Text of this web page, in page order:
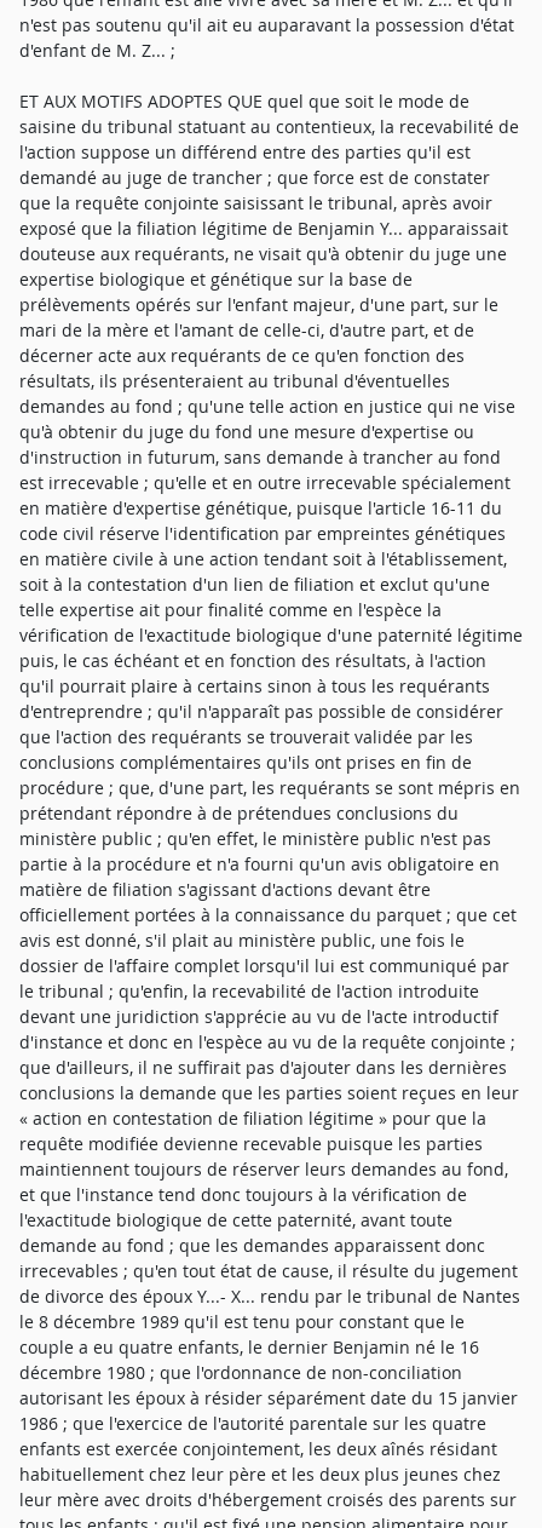
n'est pas soutenu qu'il ait eu auparavant la possession d'état
d'enfant de M. Z... ;
ET AUX MOTIFS ADOPTES QUE quel que soit le mode de
saisine du tribunal statuant au contentieux, la recevabilité de
l'action suppose un différend entre des parties qu'il est
demandé au juge de trancher ; que force est de constater
que la requête conjointe saisissant le tribunal, après avoir
exposé que la filiation légitime de Benjamin Y... apparaissait
douteuse aux requérants, ne visait qu'à obtenir du juge une
expertise biologique et génétique sur la base de
prélèvements opérés sur l'enfant majeur, d'une part, sur le
mari de la mère et l'amant de celle-ci, d'autre part, et de
décerner acte aux requérants de ce qu'en fonction des
résultats, ils présenteraient au tribunal d'éventuelles
demandes au fond ; qu'une telle action en justice qui ne vise
qu'à obtenir du juge du fond une mesure d'expertise ou
d'instruction in futurum, sans demande à trancher au fond
est irrecevable ; qu'elle et en outre irrecevable spécialement
en matière d'expertise génétique, puisque l'article 16-11 du
code civil réserve l'identification par empreintes génétiques
en matière civile à une action tendant soit à l'établissement,
soit à la contestation d'un lien de filiation et exclut qu'une
telle expertise ait pour finalité comme en l'espèce la
vérification de l'exactitude biologique d'une paternité légitime
puis, le cas échéant et en fonction des résultats, à l'action
qu'il pourrait plaire à certains sinon à tous les requérants
d'entreprendre ; qu'il n'apparaît pas possible de considérer
que l'action des requérants se trouverait validée par les
conclusions complémentaires qu'ils ont prises en fin de
procédure ; que, d'une part, les requérants se sont mépris en
prétendant répondre à de prétendues conclusions du
ministère public ; qu'en effet, le ministère public n'est pas
partie à la procédure et n'a fourni qu'un avis obligatoire en
matière de filiation s'agissant d'actions devant être
officiellement portées à la connaissance du parquet ; que cet
avis est donné, s'il plait au ministère public, une fois le
dossier de l'affaire complet lorsqu'il lui est communiqué par
le tribunal ; qu'enfin, la recevabilité de l'action introduite
devant une juridiction s'apprécie au vu de l'acte introductif
d'instance et donc en l'espèce au vu de la requête conjointe ;
que d'ailleurs, il ne suffirait pas d'ajouter dans les dernières
conclusions la demande que les parties soient reçues en leur
« action en contestation de filiation légitime » pour que la
requête modifiée devienne recevable puisque les parties
maintiennent toujours de réserver leurs demandes au fond,
et que l'instance tend donc toujours à la vérification de
l'exactitude biologique de cette paternité, avant toute
demande au fond ; que les demandes apparaissent donc
irrecevables ; qu'en tout état de cause, il résulte du jugement
de divorce des époux Y...- X... rendu par le tribunal de Nantes
le 8 décembre 1989 qu'il est tenu pour constant que le
couple a eu quatre enfants, le dernier Benjamin né le 16
décembre 1980 ; que l'ordonnance de non-conciliation
autorisant les époux à résider séparément date du 15 janvier
1986 ; que l'exercice de l'autorité parentale sur les quatre
enfants est exercée conjointement, les deux aînés résidant
habituellement chez leur père et les deux plus jeunes chez
leur mère avec droits d'hébergement croisés des parents sur